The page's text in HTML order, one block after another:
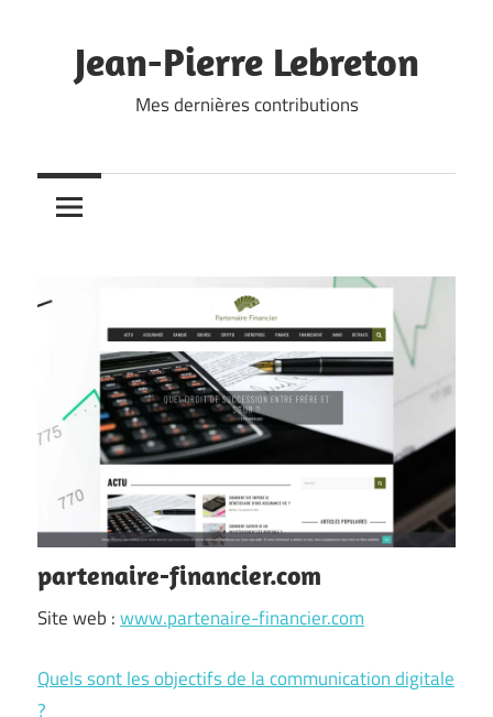
contentJean-Pierre Lebreton
Mes dernières contributions
partenaire-financier.com
Site web :www.partenaire-financier.com
Quels sont les objectifs de la communication digitale
?